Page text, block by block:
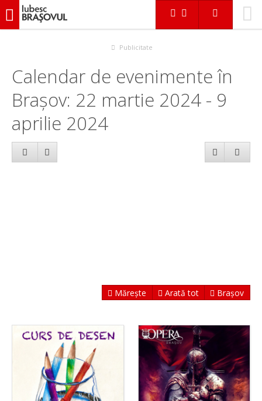
iubescbraşovul.ro
Publicitate
Calendar de evenimente în
Brașov: 22 martie 2024 - 9
aprilie 2024
Mărește Arată tot Brașov